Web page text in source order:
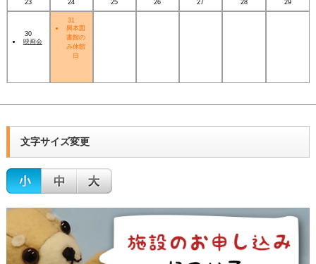
23 24 25 26 27 28 29
30
映画会
31
興本図
書館の
み休館
日
文字サイズ変更